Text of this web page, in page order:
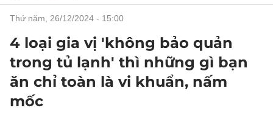
thứ năm, 26/12/2024 - 15:00
4 loại gia vị 'không bảo quản
trong tủ lạnh' thì những gì bạn
ăn chỉ toàn là vi khuẩn, nấm
mốc